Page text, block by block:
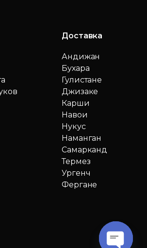
Доставка
Андижан
Бухара
Гулистане
Джизаке
Карши
Навои
Нукус
Наманган
Самарканд
Термез
Ургенч
Фергане